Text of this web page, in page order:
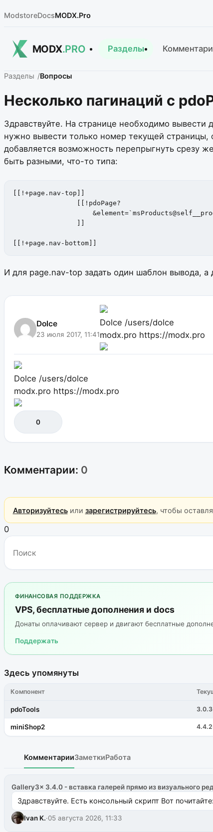
ModstoreDocsMODX.Pro
MODX.PRO Разделы
Разделы Вопросы
Несколько пагинаций с
Здравствуйте. На странице необходимо
нужно вывести только номер текущей страницы,
добавляется возможность перепрыгнуть срезу
быть разными, что-то типа:
[[!+page.nav-top]]
                [[!pdoPage?
                ]]
[[!+page.nav-bottom]]
И для page.nav-top задать один шаблон вывода, а
Dolce
23 июля 2017, 11:41
Dolce /users/dolce
modx.pro https://modx.pro
Dolce /users/dolce
modx.pro https://modx.pro
0
Комментарии: 0
Авторизуйтесьили зарегистрируйтесь, чтобы
0
ФИНАНСОВАЯ ПОДДЕРЖКА
VPS, бесплатные дополнения и docs
Донаты оплачивают сервер и двигают бесплатные
Поддержать
Здесь упомянуты
Компонент
pdoTools
miniShop2
КомментарииЗаметкиРабота
Gallery3x 3.4.0 - вставка галерей прямо из визуального
Здравствуйте. Есть консольный скрипт Вот
Ivan K.·05 августа 2026, 11:33